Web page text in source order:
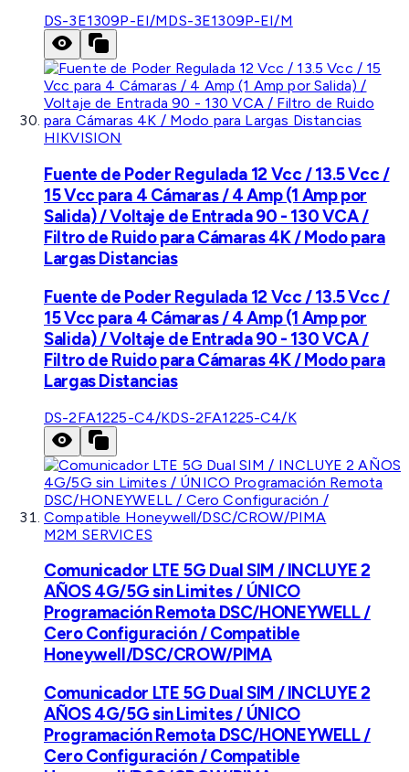
DS-3E1309P-EI/MDS-3E1309P-EI/M
HIKVISION
Fuente de Poder Regulada 12 Vcc / 13.5 Vcc /
15 Vcc para 4 Cámaras / 4 Amp (1 Amp por
Salida) / Voltaje de Entrada 90 - 130 VCA /
Filtro de Ruido para Cámaras 4K / Modo para
Largas Distancias
Fuente de Poder Regulada 12 Vcc / 13.5 Vcc /
15 Vcc para 4 Cámaras / 4 Amp (1 Amp por
Salida) / Voltaje de Entrada 90 - 130 VCA /
Filtro de Ruido para Cámaras 4K / Modo para
Largas Distancias
DS-2FA1225-C4/KDS-2FA1225-C4/K
M2M SERVICES
Comunicador LTE 5G Dual SIM / INCLUYE 2
AÑOS 4G/5G sin Limites / ÚNICO
Programación Remota DSC/HONEYWELL /
Cero Configuración / Compatible
Honeywell/DSC/CROW/PIMA
Comunicador LTE 5G Dual SIM / INCLUYE 2
AÑOS 4G/5G sin Limites / ÚNICO
Programación Remota DSC/HONEYWELL /
Cero Configuración / Compatible